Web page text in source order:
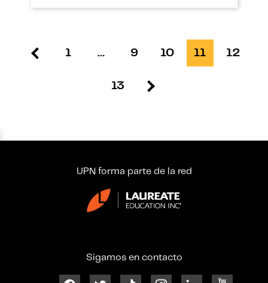
1 … 9 10 11 12
13
UPN forma parte de la red
Sigamos en contacto